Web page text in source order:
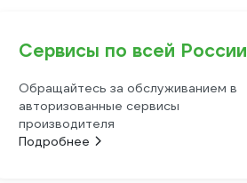
Сервисы по всей России
Обращайтесь за обслуживанием в
авторизованные сервисы
производителя
Подробнее